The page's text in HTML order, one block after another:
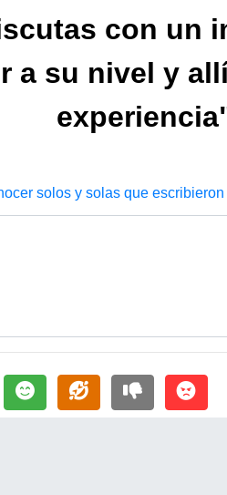
con un
a su nivel y
solos y solas que